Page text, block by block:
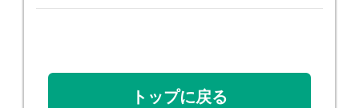
トップに戻る